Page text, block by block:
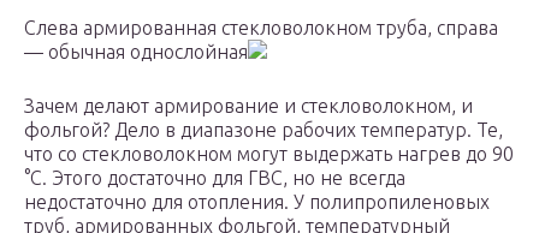
Слева армированная стекловолокном труба, справа
— обычная однослойная
Зачем делают армирование и стекловолокном, и
фольгой? Дело в диапазоне рабочих температур. Те,
что со стекловолокном могут выдержать нагрев до 90
°C. Этого достаточно для ГВС, но не всегда
недостаточно для отопления. У полипропиленовых
труб, армированных фольгой, температурный